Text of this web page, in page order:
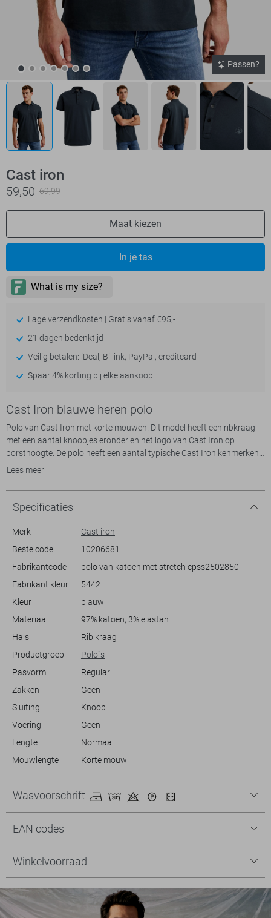
Passen?
Cast iron
59,50 69,99
Maat kiezen
In je tas
Lage verzendkosten | Gratis vanaf €95,-
21 dagen bedenktijd
Veilig betalen: iDeal, Billink, PayPal, creditcard
Spaar 4% korting bij elke aankoop
Cast Iron blauwe heren polo
Polo van Cast Iron met korte mouwen. Dit model heeft een ribkraag
met een aantal knoopjes eronder en het logo van Cast Iron op
borsthoogte. De polo heeft een aantal typische Cast Iron kenmerken
zoals de munt met de draak op de mouw en het logo op de rug.
Lees meer
Specificaties
Merk
Cast iron
Bestelcode
10206681
Fabrikantcode
polo van katoen met stretch cpss2502850
Fabrikant kleur
5442
Kleur
blauw
Materiaal
97% katoen, 3% elastan
Hals
Rib kraag
Productgroep
Polo`s
Pasvorm
Regular
Zakken
Geen
Sluiting
Knoop
Voering
Geen
Lengte
Normaal
Mouwlengte
Korte mouw
Wasvoorschrift
EAN codes
Winkelvoorraad